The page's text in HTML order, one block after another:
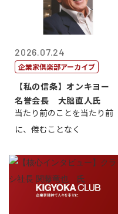
2026.07.24
企業家倶楽部アーカイブ
【私の信条】オンキヨー
名誉会長 大朏直人氏
当たり前のことを当たり前
に、倦むことなく